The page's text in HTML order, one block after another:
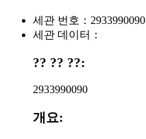
세관 번호： 2933990090
세관 데이터：
?? ?? ??:
2933990090
개요: